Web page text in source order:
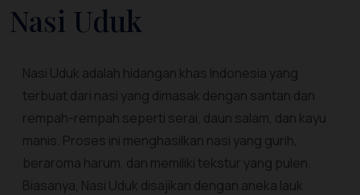
Nasi Uduk
Nasi Uduk adalah hidangan khas Indonesia yang
terbuat dari nasi yang dimasak dengan santan dan
rempah-rempah seperti serai, daun salam, dan kayu
manis. Proses ini menghasilkan nasi yang gurih,
beraroma harum, dan memiliki tekstur yang pulen.
Biasanya, Nasi Uduk disajikan dengan aneka lauk